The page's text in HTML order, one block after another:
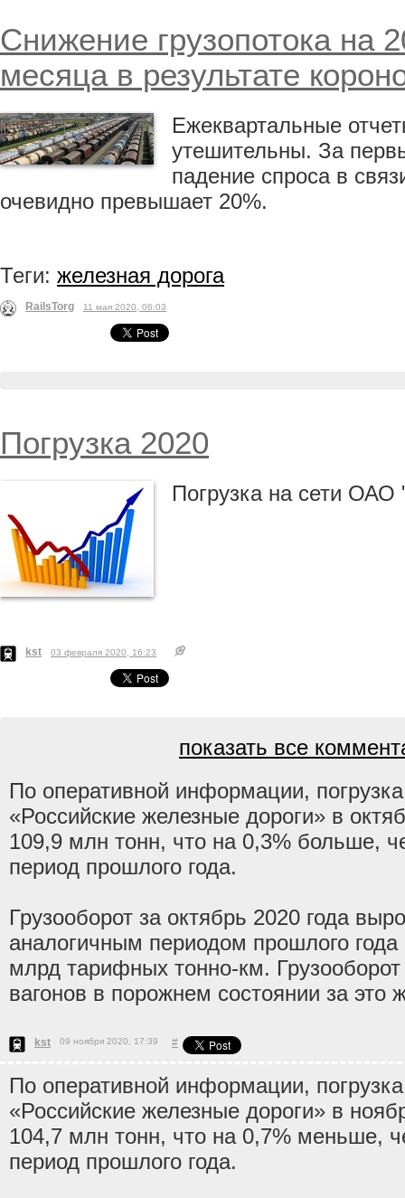
Снижение грузопотока на
месяца в результате
Ежеквартальные
утешительны. За
падение спроса в
очевидно превышает 20%.
Теги: железная дорога
RailsTorg 11 мая 2020, 06:03
Погрузка 2020
Погрузка на сети
kst 03 февраля 2020, 16:23
показать все
По оперативной информации,
«Российские железные дороги» в
109,9 млн тонн, что на 0,3% больше,
период прошлого года.
Грузооборот за октябрь 2020 года
аналогичным периодом прошлого
млрд тарифных тонно-км. Грузооборот
вагонов в порожнем состоянии за это
kst 09 ноября 2020, 17:39 #
По оперативной информации,
«Российские железные дороги» в
104,7 млн тонн, что на 0,7% меньше,
период прошлого года.